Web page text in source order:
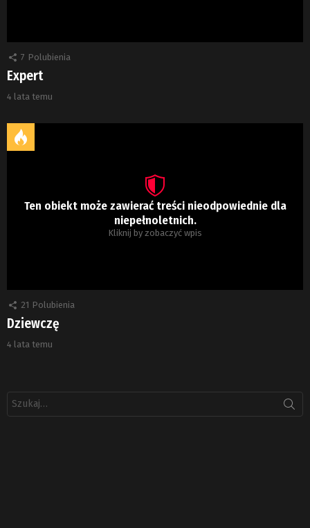
7 Polubienia
Expert
4 lata temu
Ten obiekt może zawierać treści nieodpowiednie dla
niepełnoletnich.
Kliknij by zobaczyć wpis
21 Polubienia
Dziewczę
4 lata temu